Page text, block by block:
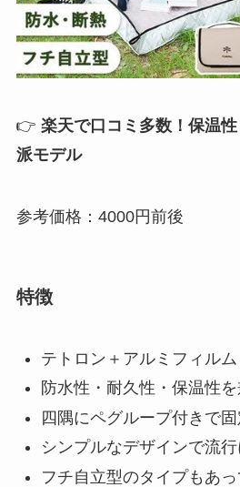
👉 楽天で口コミ多数！保温
派モデル
参考価格：4000円前後
特徴
テトロン＋アルミフィル
防水性・耐久性・保温性
四隅にペグループ付きで
シンプルなデザインで流
フチ自立型のタイプもあっ